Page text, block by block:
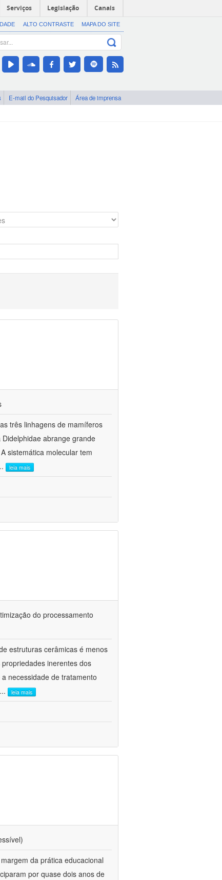
Serviços Legislação Canais
ALTO CONTRASTE MAPA DO SITE
E-mail do Pesquisador Área de imprensa
três linhagens de mamíferos
abrange grande
sistemática molecular tem
leia mais
do processamento
estruturas cerâmicas é menos
inerentes dos
necessidade de tratamento
... leia mais
da prática educacional
por quase dois anos de